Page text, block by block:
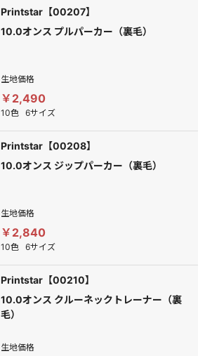
Printstar【00207】
10.0オンス プルパーカー（裏毛）
生地価格
￥2,490
10色 6サイズ
Printstar【00208】
10.0オンス ジップパーカー（裏毛）
生地価格
￥2,840
10色 6サイズ
Printstar【00210】
10.0オンス クルーネックトレーナー（裏
毛）
生地価格